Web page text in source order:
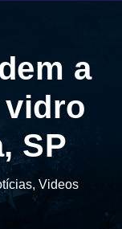
a
SP
, Videos